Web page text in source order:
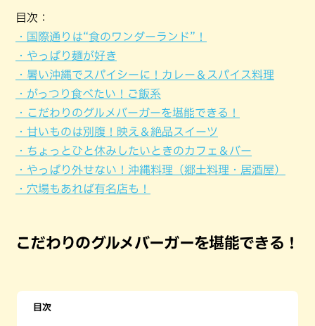
目次：
・国際通りは“食のワンダーランド”！
・やっぱり麺が好き
・暑い沖縄でスパイシーに！カレー＆スパイス料理
・がっつり食べたい！ご飯系
・こだわりのグルメバーガーを堪能できる！
・甘いものは別腹！映え＆絶品スイーツ
・ちょっとひと休みしたいときのカフェ＆バー
・やっぱり外せない！沖縄料理（郷土料理・居酒屋）
・穴場もあれば有名店も！
こだわりのグルメバーガーを堪能できる！
目次